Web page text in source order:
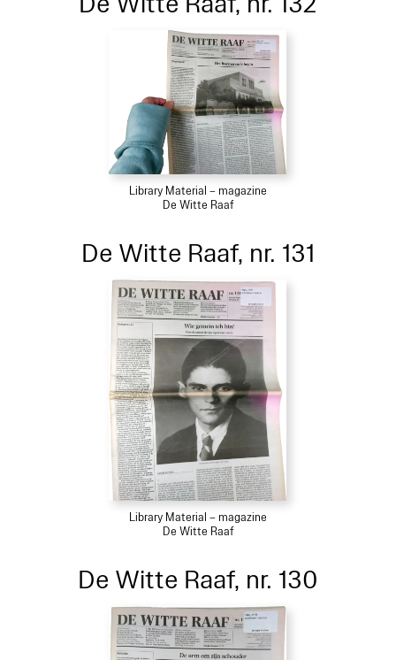
Library Material – magazine
De Witte Raaf
De Witte Raaf, nr. 131
Library Material – magazine
De Witte Raaf
De Witte Raaf, nr. 130